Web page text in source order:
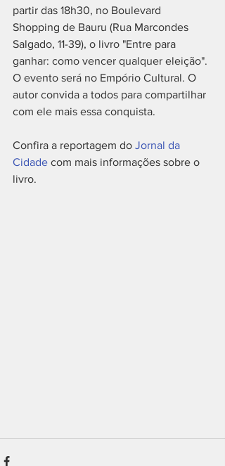
partir das 18h30, no Boulevard
Shopping de Bauru (Rua Marcondes
Salgado, 11-39), o livro "Entre para
ganhar: como vencer qualquer eleição".
O evento será no Empório Cultural. O
autor convida a todos para compartilhar
com ele mais essa conquista.
Confira a reportagem do Jornal da
Cidade com mais informações sobre o
livro.